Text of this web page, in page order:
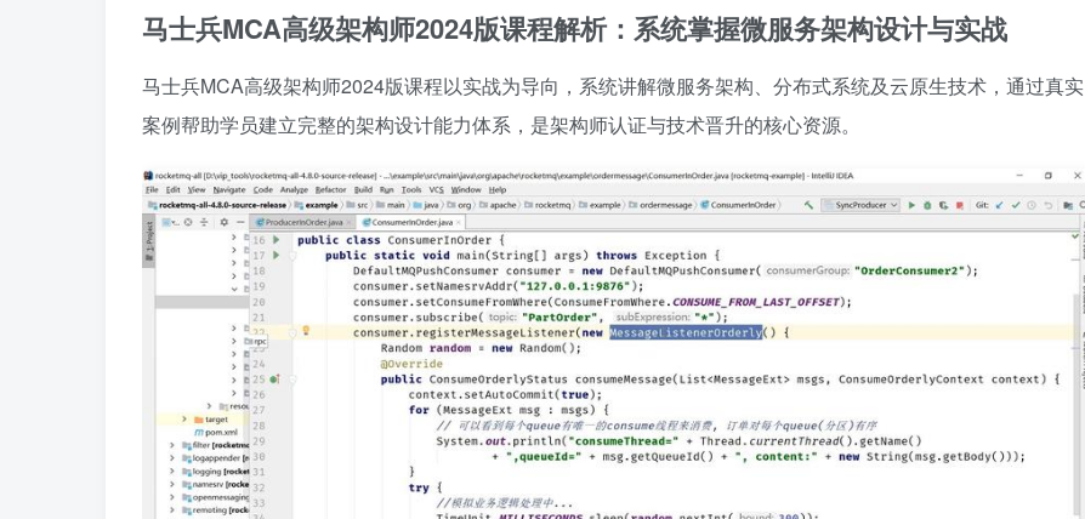
马士兵MCA高级架构师2024版课程解析：系统掌握微服务架构设计与实战
马士兵MCA高级架构师2024版课程以实战为导向，系统讲解微服务架构、分布式系统及云原生技术，通过真实
案例帮助学员建立完整的架构设计能力体系，是架构师认证与技术晋升的核心资源。